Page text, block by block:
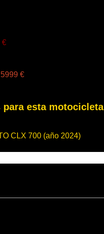
€
5999 €
esta motocicleta
CLX 700 (año 2024)